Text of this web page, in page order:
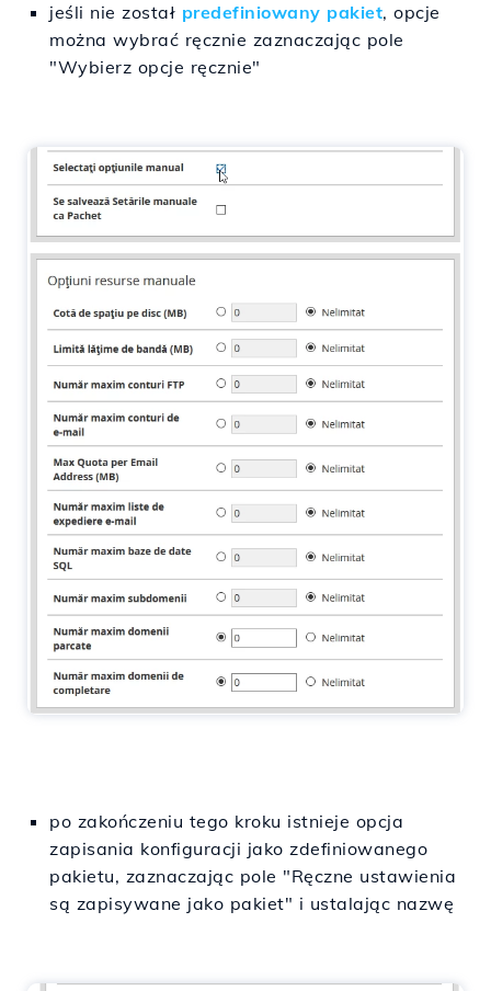
jeśli nie został predefiniowany pakiet, opcje
można wybrać ręcznie zaznaczając pole
"Wybierz opcje ręcznie"
po zakończeniu tego kroku istnieje opcja
zapisania konfiguracji jako zdefiniowanego
pakietu, zaznaczając pole "Ręczne ustawienia
są zapisywane jako pakiet" i ustalając nazwę